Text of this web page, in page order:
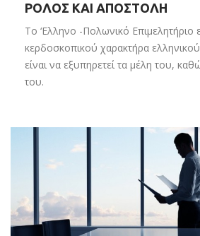
ΡΟΛΟΣ ΚΑΙ ΑΠΟΣΤΟΛΗ
Το ‘Eλληνο -Πολωνικό Επιμελητήριο
κερδοσκοπικού χαρακτήρα
είναι να εξυπηρετεί τα μέλη του,
του.